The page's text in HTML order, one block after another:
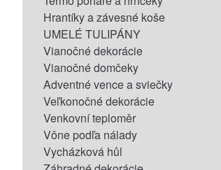
Hrantíky a závesné koše
UMELÉ TULIPÁNY
Vianočné dekorácie
Vianočné domčeky
Adventné vence a sviečky
Veľkonočné dekorácie
Venkovní teploměr
Vône podľa nálady
Vycházková hůl